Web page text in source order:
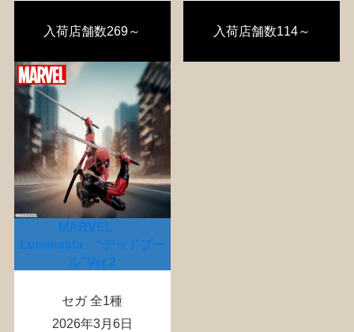
入荷店舗数269～ 入荷店舗数114～
MARVEL
Luminasta “デッドプー
ル”Ver.2
セガ 全1種
2026年3月6日